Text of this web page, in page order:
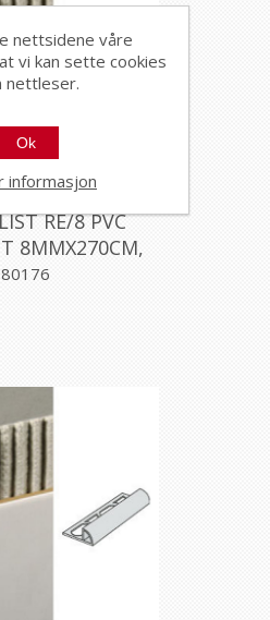
RE/8 PVC
8MMX270CM,
80176
nettsidene våre
vi kan sette cookies
nettleser.
Ok
informasjon